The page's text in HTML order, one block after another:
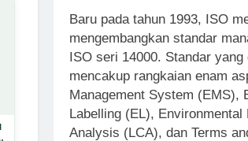
Baru pada tahun 1993, ISO
mengembangkan standar
ISO seri 14000. Standar
mencakup rangkaian enam
Management System (EMS),
Labelling (EL),
Analysis (LCA), dan Terms